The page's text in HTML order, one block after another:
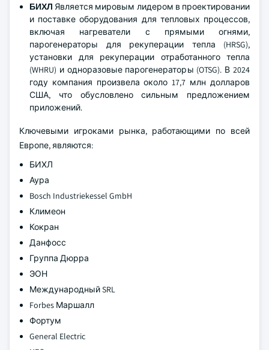
БИХЛ Является мировым лидером в проектировании
и поставке оборудования для тепловых процессов,
включая нагреватели с прямыми огнями,
парогенераторы для рекуперации тепла (HRSG),
установки для рекуперации отработанного тепла
(WHRU) и одноразовые парогенераторы (OTSG). В 2024
году компания произвела около 17,7 млн долларов
США, что обусловлено сильным предложением
приложений.
Ключевыми игроками рынка, работающими по всей
Европе, являются:
БИХЛ
Аура
Bosch Industriekessel GmbH
Климеон
Кокран
Данфосс
Группа Дюрра
ЭОН
Международный SRL
Forbes Маршалл
Фортум
General Electric